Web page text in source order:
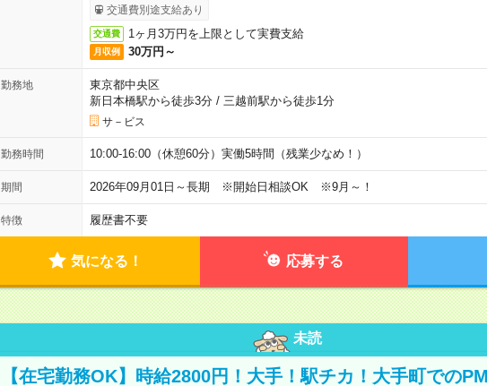
交通費別途支給あり
交通費 1ヶ月3万円を上限として実費支給
月収例 30万円～
勤務地
東京都中央区
新日本橋駅から徒歩3分/ 三越前駅から徒歩1分
サ－ビス
勤務時間 10:00-16:00（休憩60分）実働5時間（残業少なめ！）
期間 2026年09月01日～長期 ※開始日相談OK ※9月～！
特徴 履歴書不要
気になる！ 応募する
未読
【在宅勤務OK】時給2800円！大手！駅チカ！大手町での